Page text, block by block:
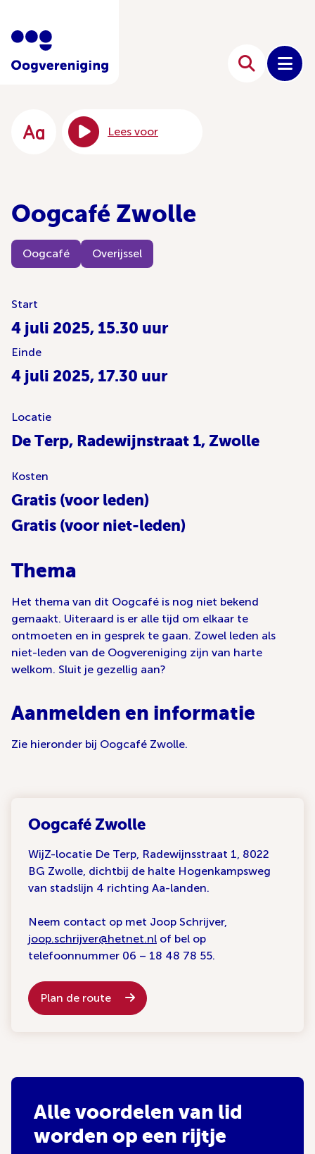
Lees voor
Oogcafé Zwolle
Oogcafé Overijssel
Start
4 juli 2025, 15.30 uur
Einde
4 juli 2025, 17.30 uur
Locatie
De Terp, Radewijnstraat 1, Zwolle
Kosten
Gratis (voor leden)
Gratis (voor niet-leden)
Thema
Het thema van dit Oogcafé is nog niet bekend
gemaakt. Uiteraard is er alle tijd om elkaar te
ontmoeten en in gesprek te gaan. Zowel leden als
niet-leden van de Oogvereniging zijn van harte
welkom. Sluit je gezellig aan?
Aanmelden en informatie
Zie hieronder bij Oogcafé Zwolle.
Oogcafé Zwolle
WijZ-locatie De Terp, Radewijnsstraat 1, 8022
BG Zwolle, dichtbij de halte Hogenkampsweg
van stadslijn 4 richting Aa-landen.
Neem contact op met Joop Schrijver,
joop.schrijver@hetnet.nl of bel op
telefoonnummer 06 – 18 48 78 55.
Plan de route
Alle voordelen van lid
worden op een rijtje